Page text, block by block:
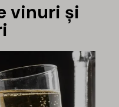
vinuri și